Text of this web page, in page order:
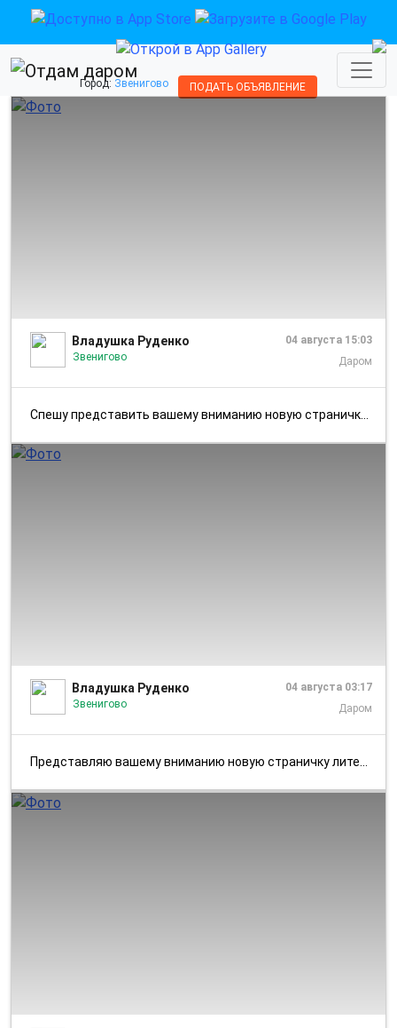
Город: Звенигово ПОДАТЬ ОБЪЯВЛЕНИЕ
Владушка Руденко
Звенигово
04 августа 15:03
Даром
Спешу представить вашему вниманию новую страничку литературного фотодн...
Владушка Руденко
Звенигово
04 августа 03:17
Даром
Представляю вашему вниманию новую страничку литературного фотодневника...